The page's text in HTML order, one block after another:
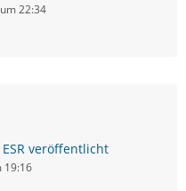
22:34
veröffentlicht
19:16